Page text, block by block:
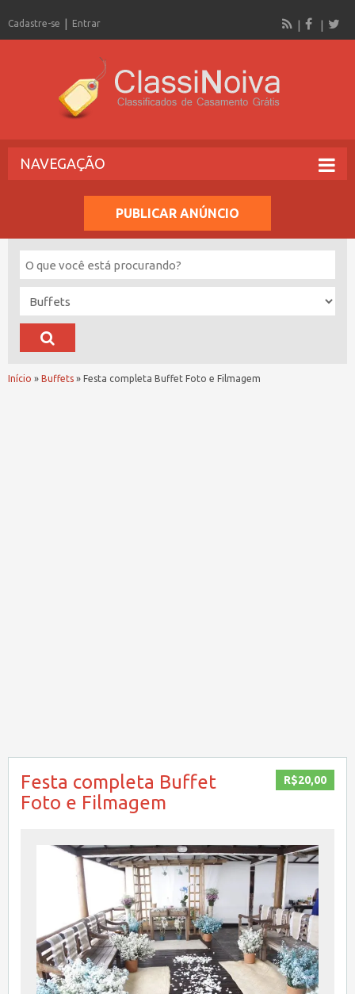
Cadastre-se Entrar
NAVEGAÇÃO
PUBLICAR ANÚNCIO
Início » Buffets » Festa completa Buffet Foto e Filmagem
R$20,00
Festa completa Buffet
Foto e Filmagem